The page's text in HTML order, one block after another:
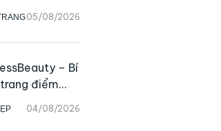
05/08/2026
Toàn cầu của
mua lại
04/08/2026
– Bí
điểm
tuổi như các
tinh hàng